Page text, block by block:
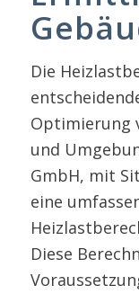
Die
Optimierung
und
GmbH, mit
eine
Diese